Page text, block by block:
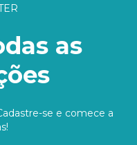
as
se e comece a